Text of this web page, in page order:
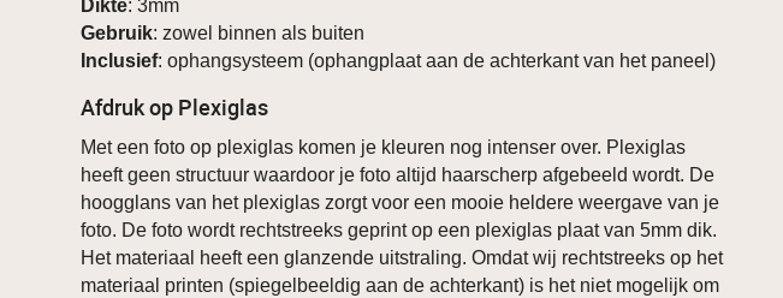
Dikte: 3mm
Gebruik: zowel binnen als buiten
Inclusief: ophangsysteem (ophangplaat aan de achterkant van het paneel)
Afdruk op Plexiglas
Met een foto op plexiglas komen je kleuren nog intenser over. Plexiglas
heeft geen structuur waardoor je foto altijd haarscherp afgebeeld wordt. De
hoogglans van het plexiglas zorgt voor een mooie heldere weergave van je
foto. De foto wordt rechtstreeks geprint op een plexiglas plaat van 5mm dik.
Het materiaal heeft een glanzende uitstraling. Omdat wij rechtstreeks op het
materiaal printen (spiegelbeeldig aan de achterkant) is het niet mogelijk om